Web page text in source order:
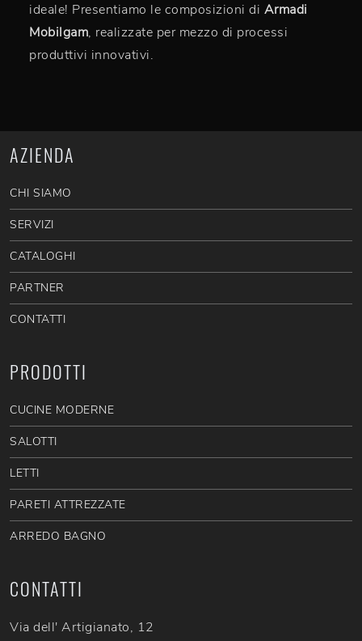
ideale! Presentiamo le composizioni di Armadi
Mobilgam, realizzate per mezzo di processi
produttivi innovativi.
AZIENDA
CHI SIAMO
SERVIZI
CATALOGHI
PARTNER
CONTATTI
PRODOTTI
CUCINE MODERNE
SALOTTI
LETTI
PARETI ATTREZZATE
ARREDO BAGNO
CONTATTI
Via dell' Artigianato, 12